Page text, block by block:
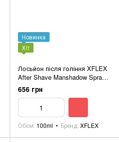
Новинка
Хіт
Лосьйон після гоління XFLEX
After Shave Manshadow Spray
100ml
656 грн
Обєм 100ml Бренд XFLEX